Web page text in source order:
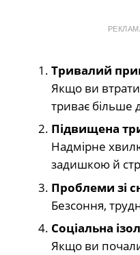
Тривалий
Якщо ви
триває більше
Підвищена
Надмірне
задишкою й
Проблеми зі
Безсоння,
Соціальна
Якщо ви почали